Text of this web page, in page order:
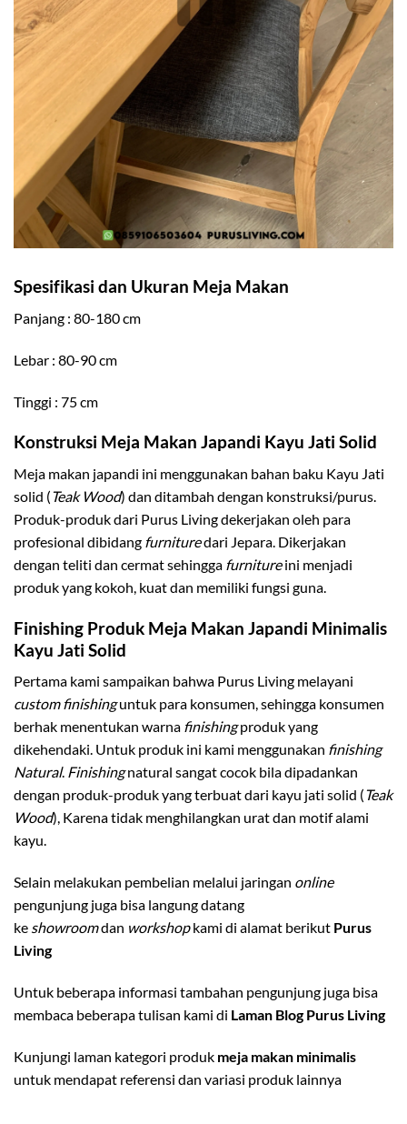
Spesifikasi dan Ukuran Meja Makan
Panjang : 80-180 cm
Lebar : 80-90 cm
Tinggi : 75 cm
Konstruksi Meja Makan Japandi Kayu Jati Solid
Meja makan japandi ini menggunakan bahan baku Kayu Jati
solid (Teak Wood) dan ditambah dengan konstruksi/purus.
Produk-produk dari Purus Living dekerjakan oleh para
profesional dibidang furnituredari Jepara. Dikerjakan
dengan teliti dan cermat sehingga furnitureini menjadi
produk yang kokoh, kuat dan memiliki fungsi guna.
Finishing Produk Meja Makan Japandi Minimalis
Kayu Jati Solid
Pertama kami sampaikan bahwa Purus Living melayani
custom finishinguntuk para konsumen, sehingga konsumen
berhak menentukan warna finishingproduk yang
dikehendaki. Untuk produk ini kami menggunakan finishing
Natural. Finishingnatural sangat cocok bila dipadankan
dengan produk-produk yang terbuat dari kayu jati solid (Teak
Wood), Karena tidak menghilangkan urat dan motif alami
kayu.
Selain melakukan pembelian melalui jaringan online
pengunjung juga bisa langung datang
ke showroomdan workshopkami di alamat berikut Purus
Living
Untuk beberapa informasi tambahan pengunjung juga bisa
membaca beberapa tulisan kami di Laman Blog Purus Living
Kunjungi laman kategori produk meja makan minimalis
untuk mendapat referensi dan variasi produk lainnya